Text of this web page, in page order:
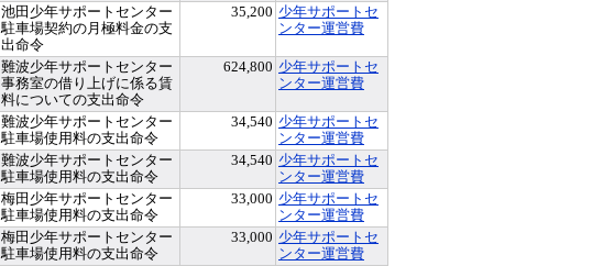
池田少年サポートセンター
駐車場契約の月極料金の支
出命令
35,200 少年サポートセ
ンター運営費
難波少年サポートセンター
事務室の借り上げに係る賃
料についての支出命令
624,800 少年サポートセ
ンター運営費
難波少年サポートセンター
駐車場使用料の支出命令
34,540 少年サポートセ
ンター運営費
難波少年サポートセンター
駐車場使用料の支出命令
34,540 少年サポートセ
ンター運営費
梅田少年サポートセンター
駐車場使用料の支出命令
33,000 少年サポートセ
ンター運営費
梅田少年サポートセンター
駐車場使用料の支出命令
33,000 少年サポートセ
ンター運営費